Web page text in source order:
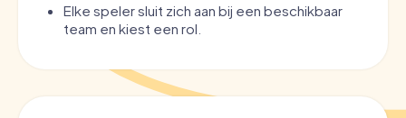
Elke speler sluit zich aan bij een beschikbaar
team en kiest een rol.